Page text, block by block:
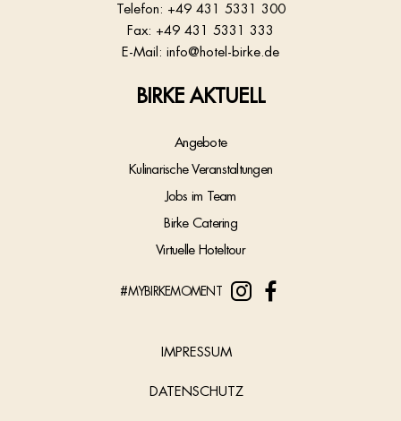
Telefon: +49 431 5331 300
Fax: +49 431 5331 333
E-Mail: info@hotel-birke.de
BIRKE AKTUELL
Angebote
Kulinarische Veranstaltungen
Jobs im Team
Birke Catering
Virtuelle Hoteltour
#MYBIRKEMOMENT
IMPRESSUM
DATENSCHUTZ